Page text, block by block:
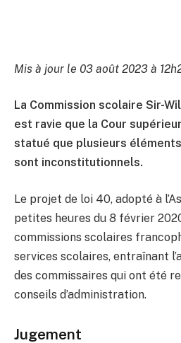
Mis à jour le 03 août 2023 à
La Commission scolaire Sir-
est ravie que la Cour
statué que plusieurs
sont inconstitutionnels.
Le projet de loi 40, adopté à
petites heures du 8 février
commissions scolaires
services scolaires, entraînant
des commissaires qui ont été
conseils d’administration.
Jugement